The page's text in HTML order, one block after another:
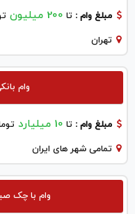
مبلغ وام : تا 200 میلیون
تهران
وام
مبلغ وام : تا 10 میلیارد
تمامی شهر های ایران
وام با چک